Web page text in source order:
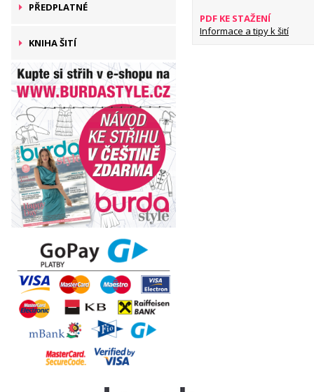
PŘEDPLATNÉ
KNIHA ŠITÍ
PDF KE STAŽENÍ
Informace a tipy k šití